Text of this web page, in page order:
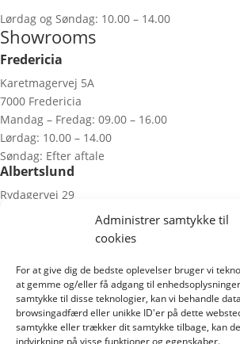
Administrer samtykke til
cookies
For at give dig de bedste oplevelser bruger vi
at gemme og/eller få adgang til
samtykke til disse teknologier, kan vi behandle
browsingadfærd eller unikke ID'er på dette
samtykke eller trækker dit samtykke tilbage, kan
indvirkning på visse funktioner og egenskaber.
Lørdag og Søndag: 10.00 – 14.00
Showrooms
Fredericia
Karetmagervej 5A
7000 Fredericia
Mandag – Fredag: 09.00 – 16.00
Lørdag: 10.00 – 14.00
Søndag: Efter aftale
Albertslund
Rydagervej 29
Tirsdag, Lørdag & Søndag: Efter aftale
Aalborg
Nibevej 20A (City Syd)
9200 Aalborg SV
Mandag – Fredag: 09.30 – 17.00